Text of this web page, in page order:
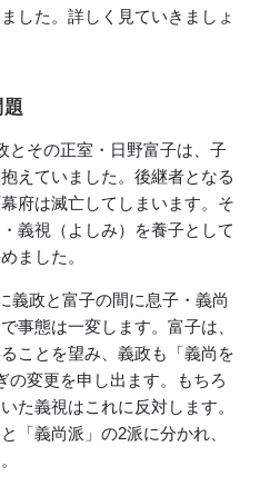
した。詳しく見ていきましょ
とその正室・日野富子は、子
えていました。後継者となる
府は滅亡してしまいます。そ
義視（よしみ）を養子として
ました。
義政と富子の間に息子・義尚
事態は一変します。富子は、
ことを望み、義政も「義尚を
の変更を申し出ます。もちろ
た義視はこれに反対します。
「義尚派」の2派に分かれ、